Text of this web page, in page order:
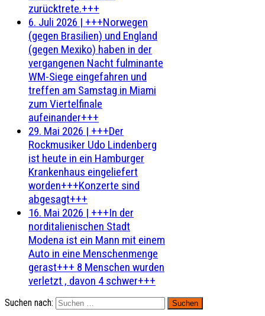
zurücktrete.+++
6. Juli 2026 | +++Norwegen
(gegen Brasilien) und England
(gegen Mexiko) haben in der
vergangenen Nacht fulminante
WM-Siege eingefahren und
treffen am Samstag in Miami
zum Viertelfinale
aufeinander+++
29. Mai 2026 | +++Der
Rockmusiker Udo Lindenberg
ist heute in ein Hamburger
Krankenhaus eingeliefert
worden+++Konzerte sind
abgesagt+++
16. Mai 2026 | +++In der
norditalienischen Stadt
Modena ist ein Mann mit einem
Auto in eine Menschenmenge
gerast+++ 8 Menschen wurden
verletzt , davon 4 schwer+++
Suchen nach: